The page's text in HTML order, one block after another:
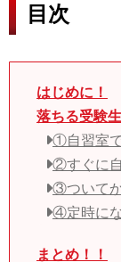
目次
はじめに！
落ちる受験
①自習室
②すぐに
③ついて
④定時に
まとめ！！